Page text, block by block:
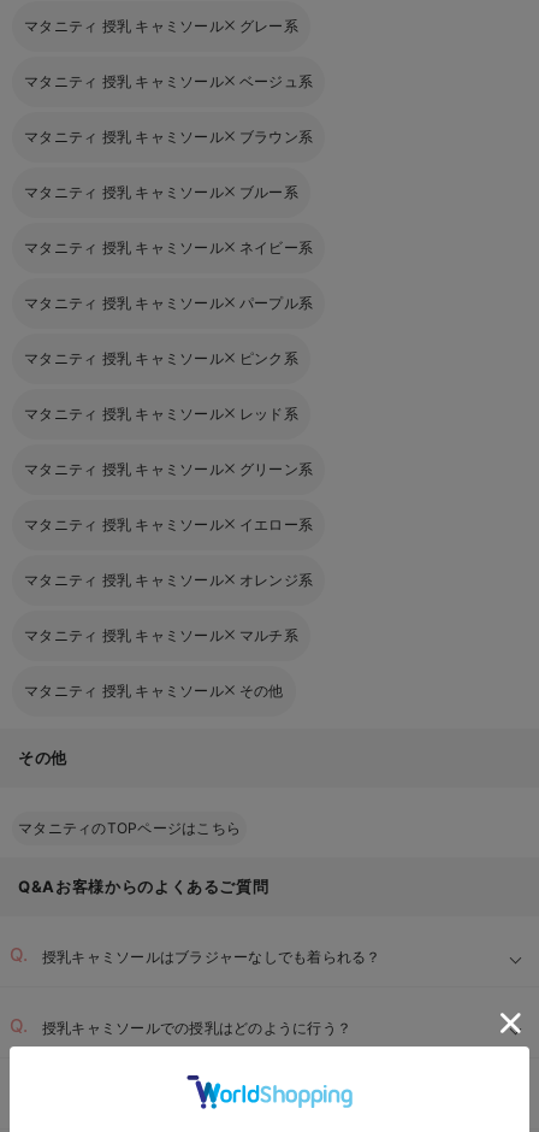
マタニティ 授乳 キャミソール グレー系
マタニティ 授乳 キャミソール ベージュ系
マタニティ 授乳 キャミソール ブラウン系
マタニティ 授乳 キャミソール ブルー系
マタニティ 授乳 キャミソール ネイビー系
マタニティ 授乳 キャミソール パープル系
マタニティ 授乳 キャミソール ピンク系
マタニティ 授乳 キャミソール レッド系
マタニティ 授乳 キャミソール グリーン系
マタニティ 授乳 キャミソール イエロー系
マタニティ 授乳 キャミソール オレンジ系
マタニティ 授乳 キャミソール マルチ系
マタニティ 授乳 キャミソール その他
その他
マタニティのTOPページはこちら
Q&Aお客様からのよくあるご質問
授乳キャミソールはブラジャーなしでも着られる？
授乳キャミソールでの授乳はどのように行う？
暑い季節や汗をかきやすい時期におすすめの素材は？